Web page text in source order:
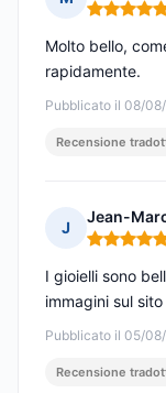
Nota: 5 su
Pubblicato il 08/
Molto bello,
rapidamente.
Recensione
J
Jean-
Nota: 5 su
Pubblicato il 05/
I gioielli sono
immagini sul
Recensione